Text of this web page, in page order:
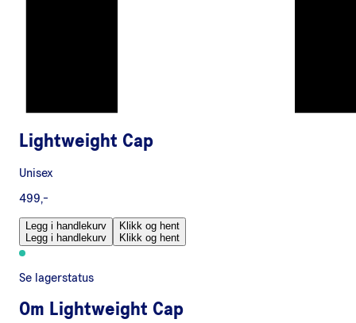
Lightweight Cap
Unisex
499,-
Legg i handlekurv
Legg i handlekurv
Klikk og hent
Klikk og hent
Se lagerstatus
Om Lightweight Cap